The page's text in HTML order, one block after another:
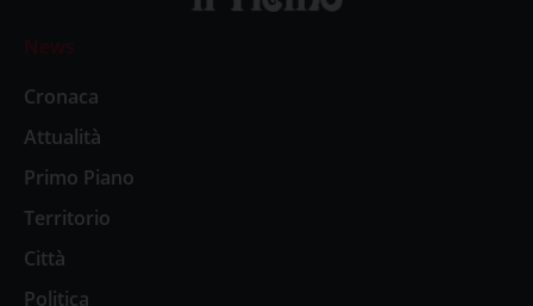
News
Cronaca
Attualità
Primo Piano
Territorio
Città
Politica